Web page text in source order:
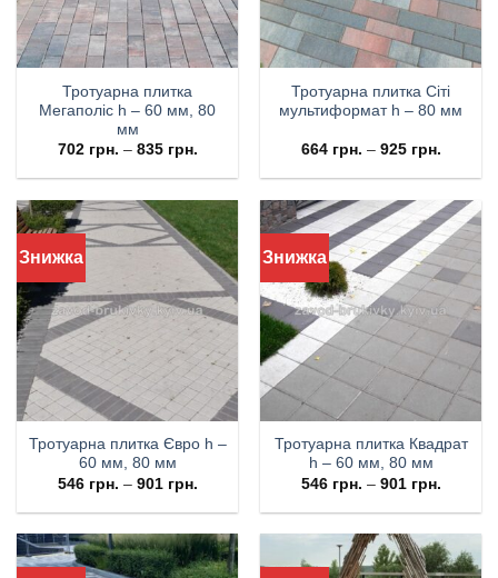
Тротуарна плитка
Мегаполіс h – 60 мм, 80
мм
702 грн. – 835 грн.
Тротуарна плитка Сіті
мультиформат h – 80 мм
664 грн. – 925 грн.
Знижка
Тротуарна плитка Євро h –
60 мм, 80 мм
546 грн. – 901 грн.
Знижка
Тротуарна плитка Квадрат
h – 60 мм, 80 мм
546 грн. – 901 грн.